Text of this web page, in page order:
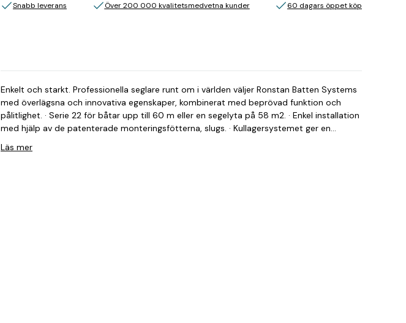
Snabb leverans Över 200 000 kvalitetsmedvetna kunder 60 dagars öppet köp
Enkelt och starkt. Professionella seglare runt om i världen väljer Ronstan Batten Systems
med överlägsna och innovativa egenskaper, kombinerat med beprövad funktion och
pålitlighet. · Serie 22 för båtar upp till 60 m eller en segelyta på 58 m2. · Enkel installation
med hjälp av de patenterade monteringsfötterna, slugs. · Kullagersystemet ger en
Headboardcar serie 22 batten Varumärke: Ronstan Bredd: 57.50 mm Längd: 206.00 mm
Läs mer